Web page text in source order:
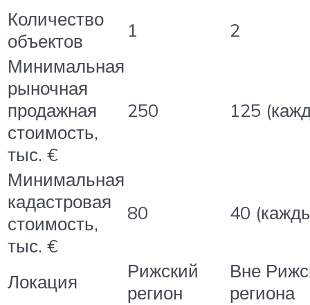
Количество
объектов
1
2
Минимальная
рыночная
продажная
стоимость,
тыс. €
250 125
Минимальная
кадастровая
стоимость,
тыс. €
80 40
Локация
Рижский
регион
Вне
региона